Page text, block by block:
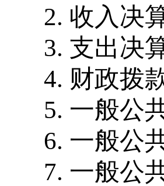
2. 收入决
3. 支出决
4. 财政拨
5. 一般公
6. 一般公
7. 一般公